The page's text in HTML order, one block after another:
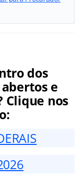
dos
e
Clique nos